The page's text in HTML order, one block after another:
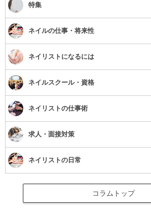
特集
ネイルの仕事・将来性
ネイリストになるには
ネイルスクール・資格
ネイリストの仕事術
求人・面接対策
ネイリストの日常
コラムトップ